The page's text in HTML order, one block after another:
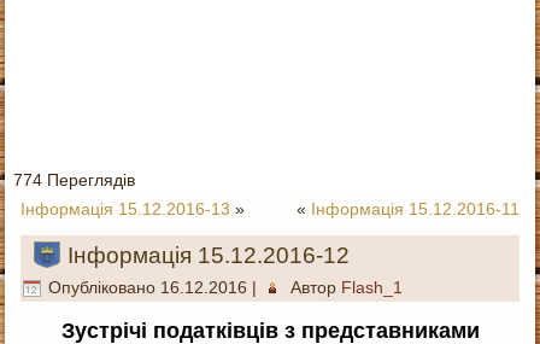
774 Переглядів
Інформація 15.12.2016-13 » « Інформація 15.12.2016-11
Інформація 15.12.2016-12
Опубліковано 16.12.2016 | Автор Flash_1
Зустрічі податківців з представниками